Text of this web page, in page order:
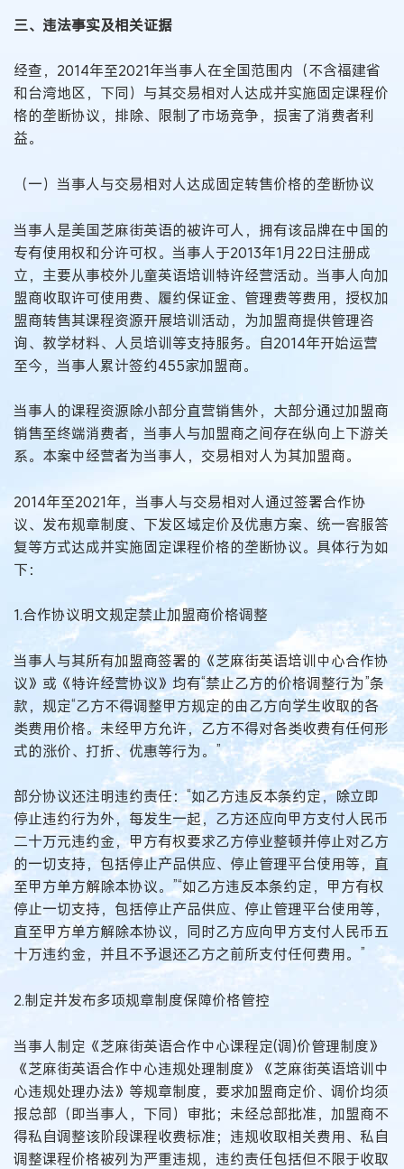
三、违法事实及相关证据
经查，2014年至2021年当事人在全国范围内（不含福建省
和台湾地区，下同）与其交易相对人达成并实施固定课程价
格的垄断协议，排除、限制了市场竞争，损害了消费者利
益。
（一）当事人与交易相对人达成固定转售价格的垄断协议
当事人是美国芝麻街英语的被许可人，拥有该品牌在中国的
专有使用权和分许可权。当事人于2013年1月22日注册成
立，主要从事校外儿童英语培训特许经营活动。当事人向加
盟商收取许可使用费、履约保证金、管理费等费用，授权加
盟商转售其课程资源开展培训活动，为加盟商提供管理咨
询、教学材料、人员培训等支持服务。自2014年开始运营
至今，当事人累计签约455家加盟商。
当事人的课程资源除小部分直营销售外，大部分通过加盟商
销售至终端消费者，当事人与加盟商之间存在纵向上下游关
系。本案中经营者为当事人，交易相对人为其加盟商。
2014年至2021年，当事人与交易相对人通过签署合作协
议、发布规章制度、下发区域定价及优惠方案、统一客服答
复等方式达成并实施固定课程价格的垄断协议。具体行为如
下：
1.合作协议明文规定禁止加盟商价格调整
当事人与其所有加盟商签署的《芝麻街英语培训中心合作协
议》或《特许经营协议》均有“禁止乙方的价格调整行为”条
款，规定“乙方不得调整甲方规定的由乙方向学生收取的各
类费用价格。未经甲方允许，乙方不得对各类收费有任何形
式的涨价、打折、优惠等行为。”
部分协议还注明违约责任：“如乙方违反本条约定，除立即
停止违约行为外，每发生一起，乙方还应向甲方支付人民币
二十万元违约金，甲方有权要求乙方停业整顿并停止对乙方
的一切支持，包括停止产品供应、停止管理平台使用等，直
至甲方单方解除本协议。”“如乙方违反本条约定，甲方有权
停止一切支持，包括停止产品供应、停止管理平台使用等，
直至甲方单方解除本协议，同时乙方应向甲方支付人民币五
十万违约金，并且不予退还乙方之前所支付任何费用。”
2.制定并发布多项规章制度保障价格管控
当事人制定《芝麻街英语合作中心课程定(调)价管理制度》
《芝麻街英语合作中心违规处理制度》《芝麻街英语培训中
心违规处理办法》等规章制度，要求加盟商定价、调价均须
报总部（即当事人，下同）审批；未经总部批准，加盟商不
得私自调整该阶段课程收费标准；违规收取相关费用、私自
调整课程价格被列为严重违规，违约责任包括但不限于收取